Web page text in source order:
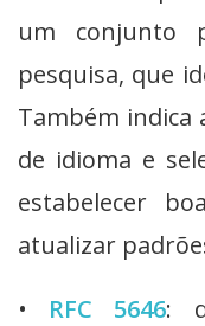
um conjunto
pesquisa, que
Também indica
de idioma e
estabelecer
atualizar
• RFC 5646: